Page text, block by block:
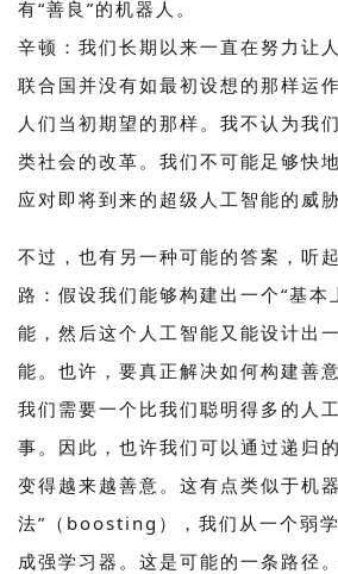
有“善良”的机器人。
辛顿：我们长期以来一直在努力让
联合国并没有如最初设想的那样运
人们当初期望的那样。我不认为我
类社会的改革。我们不可能足够快
应对即将到来的超级人工智能的威胁
不过，也有另一种可能的答案，听
路：假设我们能够构建出一个“基本
能，然后这个人工智能又能设计出
能。也许，要真正解决如何构建善
我们需要一个比我们聪明得多的人
事。因此，也许我们可以通过递归
变得越来越善意。这有点类似于机
法”（boosting），我们从一个弱
成强学习器。这是可能的一条路径